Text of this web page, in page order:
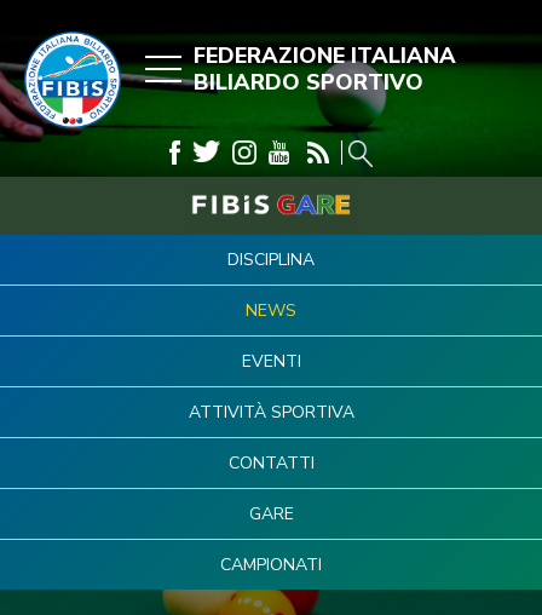
FEDERAZIONE ITALIANA
BILIARDO SPORTIVO
DISCIPLINA
NEWS
EVENTI
ATTIVITÀ SPORTIVA
CONTATTI
GARE
CAMPIONATI